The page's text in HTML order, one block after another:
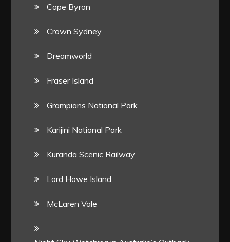
Cape Byron
Crown Sydney
Dreamworld
Fraser Island
Grampians National Park
Karijini National Park
Kuranda Scenic Railway
Lord Howe Island
McLaren Vale